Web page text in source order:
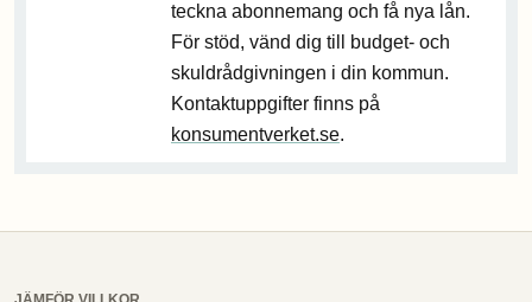
teckna abonnemang och få nya lån.
För stöd, vänd dig till budget- och
skuldrådgivningen i din kommun.
Kontaktuppgifter finns på
konsumentverket.se.